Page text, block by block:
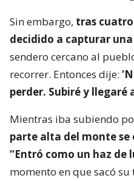
Sin embargo, tras
decidido a capturar
sendero cercano al
recorrer. Entonces dije:
perder. Subiré y llegaré
Mientras iba subiendo
parte alta del monte se
“Entró como un haz de
momento en que sacó